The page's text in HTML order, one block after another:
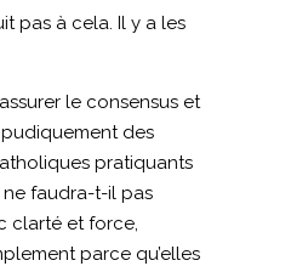
pas à cela. Il y a les
le consensus et
des
pratiquants
ne faudra-t-il pas
clarté et force,
parce qu’elles